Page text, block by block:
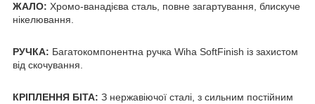
ЖАЛО: Хромо-ванадієва сталь, повне загартування, блискуче
нікелювання.
РУЧКА: Багатокомпонентна ручка Wiha SoftFinish із захистом
від скочування.
КРІПЛЕННЯ БІТА: З нержавіючої сталі, з сильним постійним